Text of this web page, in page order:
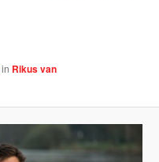
in Rikus van